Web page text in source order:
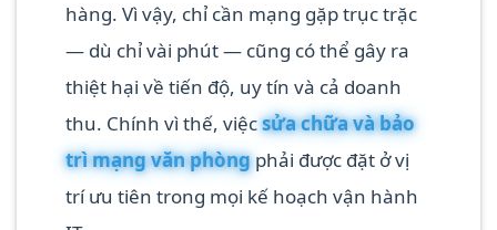
hàng. Vì vậy, chỉ cần mạng gặp trục trặc
— dù chỉ vài phút — cũng có thể gây ra
thiệt hại về tiến độ, uy tín và cả doanh
thu. Chính vì thế, việcsửa chữa và bảo
trì mạng văn phòngphải được đặt ở vị
trí ưu tiên trong mọi kế hoạch vận hành